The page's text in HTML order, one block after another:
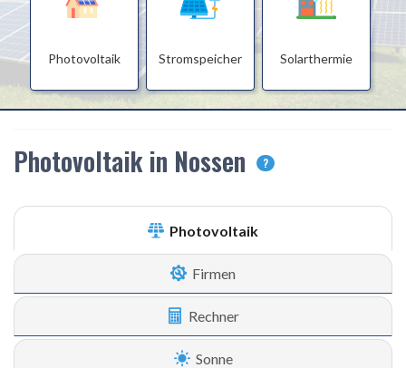
Photovoltaik Stromspeicher Solarthermie
Photovoltaik in Nossen ?
Photovoltaik
Firmen
Rechner
Sonne